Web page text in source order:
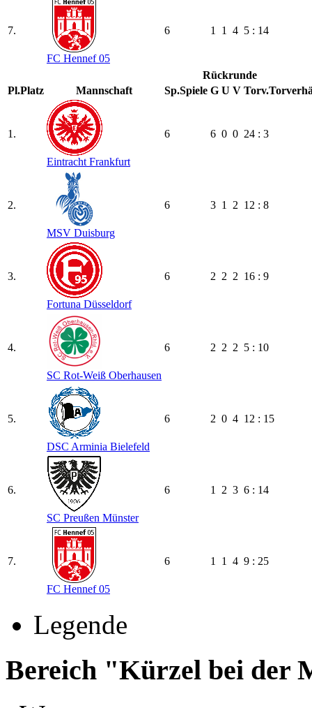
7.
FC Hennef 05
6 1 1 4 5 : 14
Rückrunde
Pl.Platz Mannschaft Sp.Spiele G U V Torv.
1.
Eintracht Frankfurt
6 6 0 0 24 : 3
2.
MSV Duisburg
6 3 1 2 12 : 8
3.
Fortuna Düsseldorf
6 2 2 2 16 : 9
4.
SC Rot-Weiß Oberhausen
6 2 2 2 5 : 10
5.
DSC Arminia Bielefeld
6 2 0 4 12 : 15
6.
SC Preußen Münster
6 1 2 3 6 : 14
7.
FC Hennef 05
6 1 1 4 9 : 25
Legende
Bereich "Kürzel bei der